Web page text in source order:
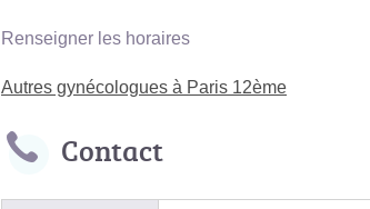
Renseigner les horaires
Autres gynécologues à Paris 12ème
Contact